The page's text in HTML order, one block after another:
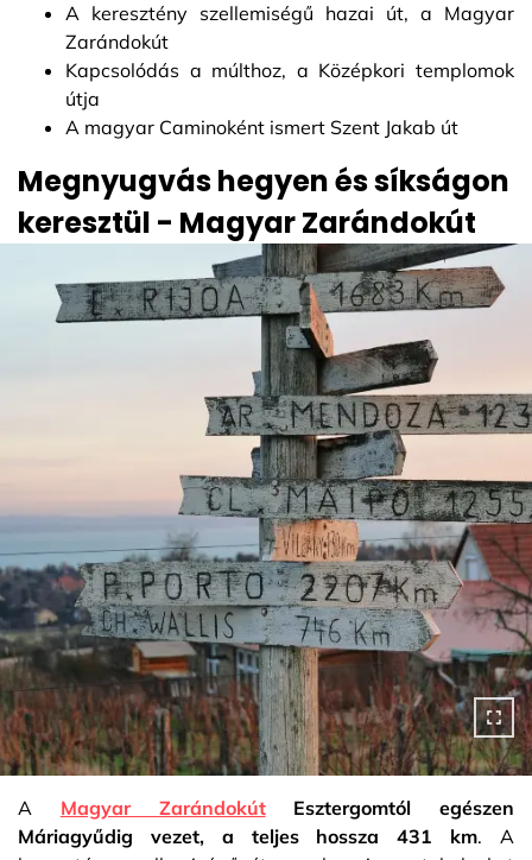
A keresztény szellemiségű hazai út, a Magyar
Zarándokút
Kapcsolódás a múlthoz, a Középkori templomok
útja
A magyar Caminoként ismert Szent Jakab út
Megnyugvás hegyen és síkságon
keresztül - Magyar Zarándokút
A Magyar ZarándokútEsztergomtól egészen
Máriagyűdig vezet, a teljes hossza 431 km. A